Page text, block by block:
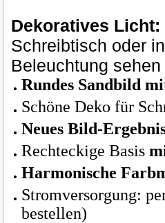
Dekoratives Licht:
Schreibtisch oder
Beleuchtung
Rundes Sandbild
Schöne Deko für
Neues Bild-
Rechteckige Basis
Harmonische
Stromversorgung:
bestellen)